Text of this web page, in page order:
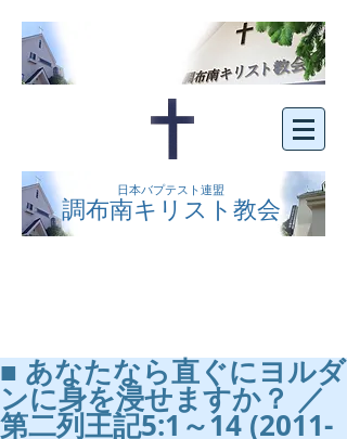
日本バプテスト連盟
調布南キリスト教会
■ あなたなら直ぐにヨルダ
ンに身を浸せますか？ ／
第二列王記5:1～14 (2011-